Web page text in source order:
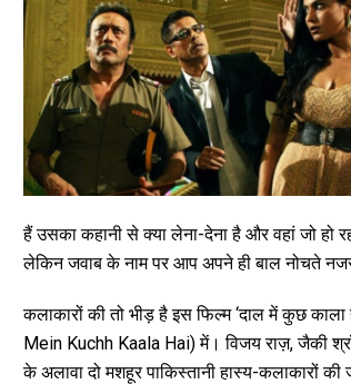
हैं उसका कहानी से क्या लेना-देना है और वहां जो हो
लेकिन जवाब के नाम पर आप अपने ही बाल नोचते
कलाकारों की तो भीड़ है इस फिल्म ‘दाल में कुछ काला
Mein Kuchh Kaala Hai) में। विजय राज़, जैकी
के अलावा दो मशहूर पाकिस्तानी हास्य-कलाकारों की